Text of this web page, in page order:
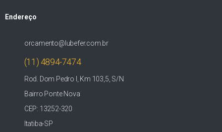
Endereço
orcamento@lubefer.com.br
(11) 4894-7474
Rod. Dom Pedro I, Km 103,5, S/N
Bairro Ponte Nova
CEP: 13252-320
Itatiba-SP